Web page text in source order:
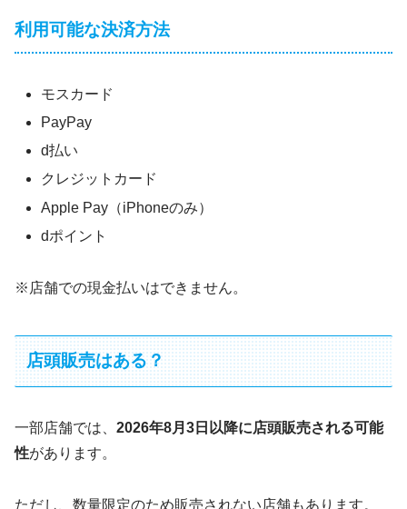
利用可能な決済方法
モスカード
PayPay
d払い
クレジットカード
Apple Pay（iPhoneのみ）
dポイント
※店舗での現金払いはできません。
店頭販売はある？
一部店舗では、 2026年8月3日以降に店頭販売される可能
性があります。
ただし、数量限定のため販売されない店舗もあります。